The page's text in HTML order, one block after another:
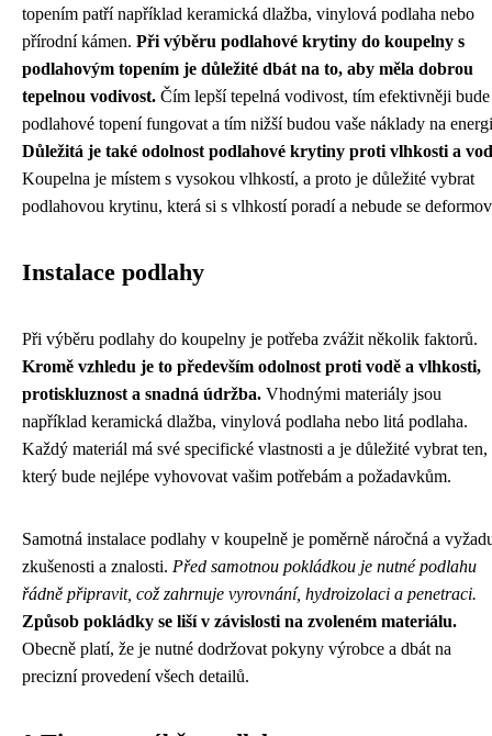
topením patří například keramická dlažba, vinylová podlaha nebo
přírodní kámen. Při výběru podlahové krytiny do koupelny s
podlahovým topením je důležité dbát na to, aby měla dobrou
tepelnou vodivost. Čím lepší tepelná vodivost, tím efektivněji bude
podlahové topení fungovat a tím nižší budou vaše náklady na
Důležitá je také odolnost podlahové krytiny proti vlhkosti a
Koupelna je místem s vysokou vlhkostí, a proto je důležité vybrat
podlahovou krytinu, která si s vlhkostí poradí a nebude se
Instalace podlahy
Při výběru podlahy do koupelny je potřeba zvážit několik faktorů.
Kromě vzhledu je to především odolnost proti vodě a vlhkosti,
protiskluznost a snadná údržba. Vhodnými materiály jsou
například keramická dlažba, vinylová podlaha nebo litá podlaha.
Každý materiál má své specifické vlastnosti a je důležité vybrat ten,
který bude nejlépe vyhovovat vašim potřebám a požadavkům.
Samotná instalace podlahy v koupelně je poměrně náročná a
zkušenosti a znalosti. Před samotnou pokládkou je nutné podlahu
řádně připravit, což zahrnuje vyrovnání, hydroizolaci a penetraci.
Způsob pokládky se liší v závislosti na zvoleném materiálu.
Obecně platí, že je nutné dodržovat pokyny výrobce a dbát na
precizní provedení všech detailů.